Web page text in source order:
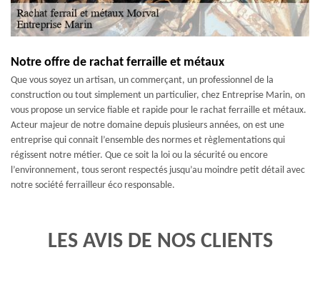
Notre offre de rachat ferraille et métaux
Que vous soyez un artisan, un commerçant, un professionnel de la
construction ou tout simplement un particulier, chez Entreprise Marin, on
vous propose un service fiable et rapide pour le rachat ferraille et métaux.
Acteur majeur de notre domaine depuis plusieurs années, on est une
entreprise qui connait l’ensemble des normes et règlementations qui
régissent notre métier. Que ce soit la loi ou la sécurité ou encore
l’environnement, tous seront respectés jusqu’au moindre petit détail avec
notre société ferrailleur éco responsable.
LES AVIS DE NOS CLIENTS